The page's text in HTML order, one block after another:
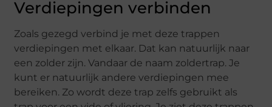
Verdiepingen verbinden
Zoals gezegd verbind je met deze trappen
verdiepingen met elkaar. Dat kan natuurlijk naar
een zolder zijn. Vandaar de naam zoldertrap. Je
kunt er natuurlijk andere verdiepingen mee
bereiken. Zo wordt deze trap zelfs gebruikt als